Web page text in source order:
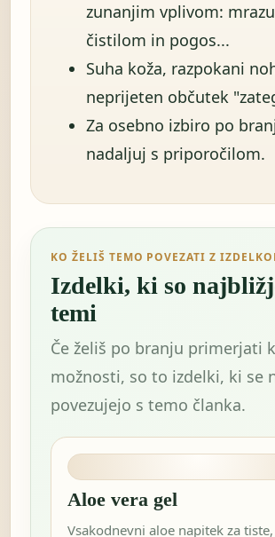
zunanjim vplivom:
čistilom in pogos...
Suha koža, razpokani
neprijeten občutek
Za osebno izbiro po
nadaljuj s priporočilom.
KO ŽELIŠ TEMO POVEZATI Z
Izdelki, ki so
temi
Če želiš po branju primerjati
možnosti, so to izdelki, ki se
povezujejo s temo članka.
Aloe vera gel
Vsakodnevni aloe napitek za